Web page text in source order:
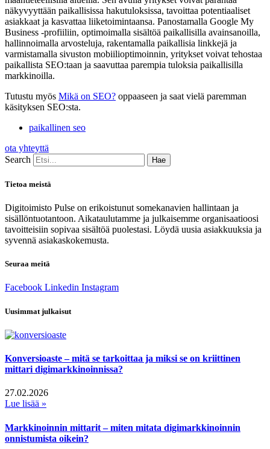
näkyvyyttään paikallisissa hakutuloksissa, tavoittaa potentiaaliset
asiakkaat ja kasvattaa liiketoimintaansa. Panostamalla Google My
Business -profiiliin, optimoimalla sisältöä paikallisilla avainsanoilla,
hallinnoimalla arvosteluja, rakentamalla paikallisia linkkejä ja
varmistamalla sivuston mobiilioptimoinnin, yritykset voivat tehostaa
paikallista SEO:taan ja saavuttaa parempia tuloksia paikallisilla
markkinoilla.
Tutustu myös Mikä on SEO? oppaaseen ja saat vielä paremman
käsityksen SEO:sta.
paikallinen seo
ota yhteyttä
Search
Hae
Tietoa meistä
Digitoimisto Pulse on erikoistunut somekanavien hallintaan ja
sisällöntuotantoon. Aikataulutamme ja julkaisemme organisaatioosi
tavoitteisiin sopivaa sisältöä puolestasi. Löydä uusia asiakkuuksia ja
syvennä asiakaskokemusta.
Seuraa meitä
Facebook Linkedin Instagram
Uusimmat julkaisut
Konversioaste – mitä se tarkoittaa ja miksi se on kriittinen
mittari digimarkkinoinnissa?
27.02.2026
Lue lisää »
Markkinoinnin mittarit – miten mitata digimarkkinoinnin
onnistumista oikein?